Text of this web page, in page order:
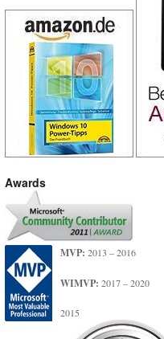
Awards
MVP: 2013 – 2016
WIMVP: 2017 – 2020
2015